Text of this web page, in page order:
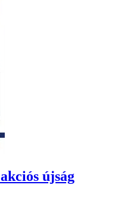
akciós újság